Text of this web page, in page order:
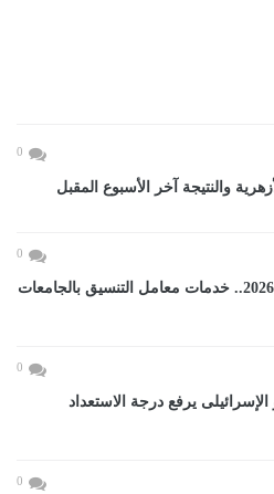
0
والنتيجة آخر الأسبوع المقبل
0
تنسيق المرحلة الأولى 2026.. خدمات معامل التنسيق بالجامعات
0
يرفع درجة الاستعداد
0